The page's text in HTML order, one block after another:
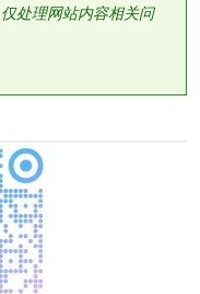
仅处理网站内容相关问